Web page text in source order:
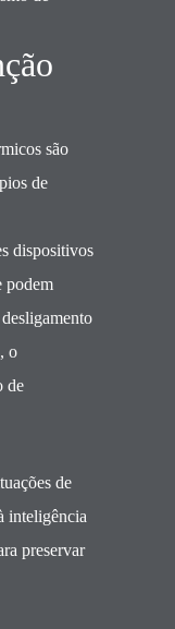
são
de
dispositivos
podem
o
de
de
inteligência
preservar